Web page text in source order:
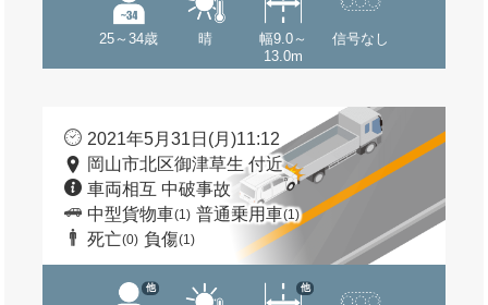
25～34歳 晴
幅9.0～
13.0m
信号なし
2021年5月31日(月)11:12
岡山市北区御津草生 付近
車両相互 中破事故
中型貨物車(1) 普通乗用車(1)
死亡(0) 負傷(1)
他 他